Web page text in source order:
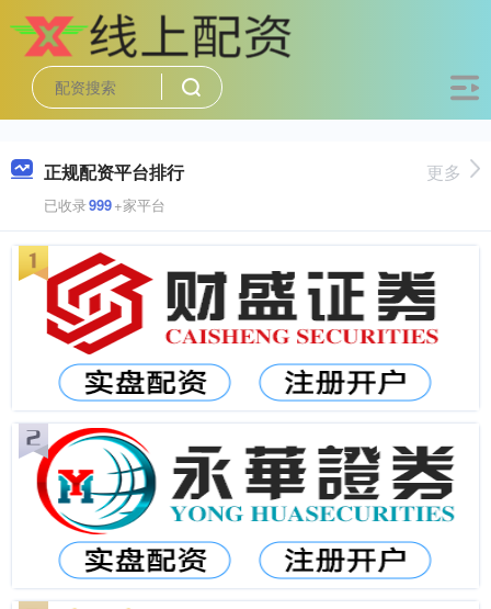
正规配资平台排行
已收录999+家平台
更多